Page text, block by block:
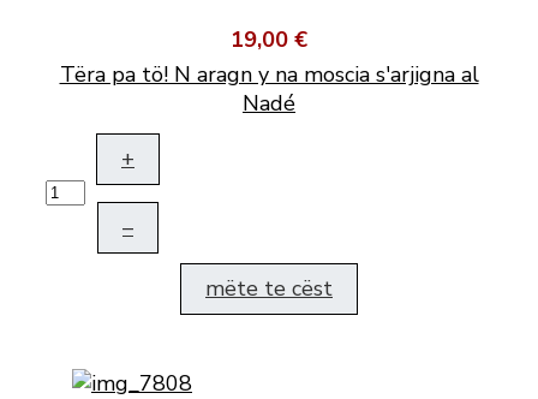
19,00 €
Tëra pa tö! N aragn y na moscia s'arjigna al
Nadé
+
–
mëte te cëst